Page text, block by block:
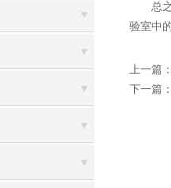
总之
验室中
上一篇
下一篇